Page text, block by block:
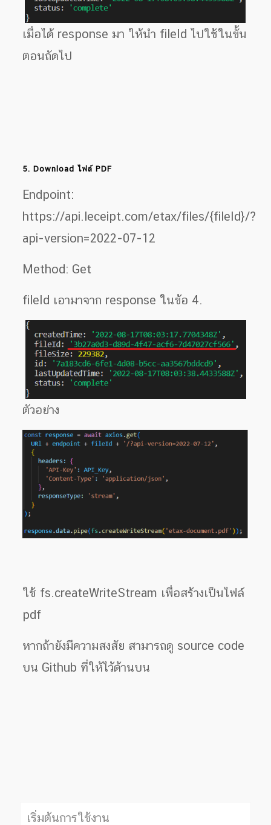
เมื่อได้ response มา ให้นำ fileId ไปใช้ในขั้น
ตอนถัดไป
5. Download ไฟล์ PDF
Endpoint:
https://api.leceipt.com/etax/files/{fileId}/?
api-version=2022-07-12
Method: Get
fileId เอามาจาก response ในข้อ 4.
ตัวอย่าง
ใช้ fs.createWriteStream เพื่อสร้างเป็นไฟล์
pdf
หากถ้ายังมีความสงสัย สามารถดู source code
บน Github ที่ให้ไว้ด้านบน
เริ่มต้นการใช้งาน